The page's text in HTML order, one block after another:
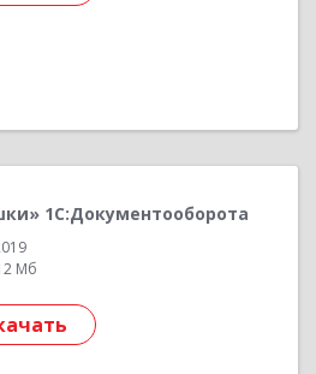
1С:Документооборота
Мб